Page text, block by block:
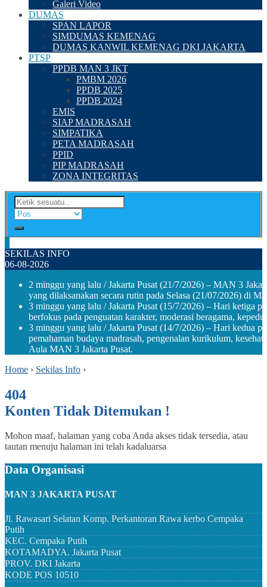
Galeri Video
DUMAS
SPAN LAPOR
SIMDUMAS KEMENAG
DUMAS KANWIL KEMENAG DKI JAKARTA
PTSP
PPDB MAN 3 JKT
PMBM 2026
PPDB 2025
PPDB 2024
EMIS
SIAP MADRASAH
SIMPATIKA
PETA MADRASAH
PPID
PIP MADRASAH
ZONA INTEGRITAS
SEKILAS INFO
06-08-2026
2 minggu yang lalu / Jakarta Pusat (21/7/2026) – MAN 3
yang dilaksanakan secara rutin pada Selasa (21/07/2026) di
3 minggu yang lalu / Jakarta Pusat (15/7/2026) – Hari ketiga
berfokus pada penguatan karakter, moderasi beragama,
3 minggu yang lalu / Jakarta Pusat (14/7/2026) – Hari kedua
pemahaman budaya madrasah, pengenalan kurikulum,
Aula MAN 3 Jakarta Pusat.
Home › Sekilas Info ›
404
Konten Tidak Ditemukan !
Mohon maaf, halaman yang coba Anda akses tidak tersedia, atau
tautan menuju halaman ini telah kadaluarsa
Data Organisasi
MAN 3 JAKARTA PUSAT
Jl. Rawasari Selatan Komp. Perkantoran Rawa kerbo Cempaka
Putih
KEC. Cempaka Putih
KOTAMADYA. Jakarta Pusat
PROV. DKI Jakarta
KODE POS 10510